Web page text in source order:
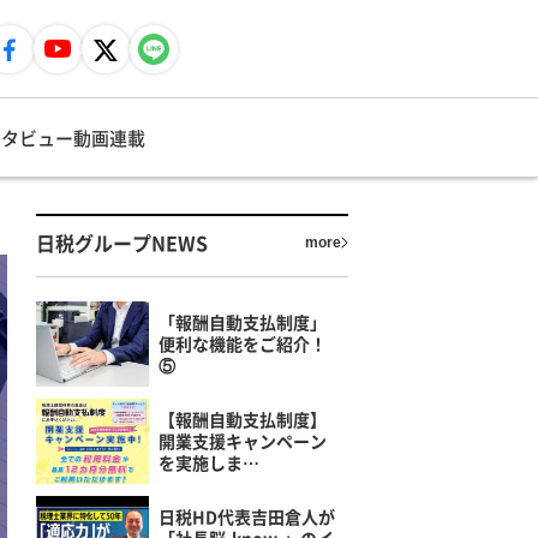
ビュー動画連載
日税グループNEWS more
「報酬自動支払制度」
便利な機能をご紹介！
⑤
【報酬自動支払制度】
開業支援キャンペーン
を実施しま…
日税HD代表吉田倉人が